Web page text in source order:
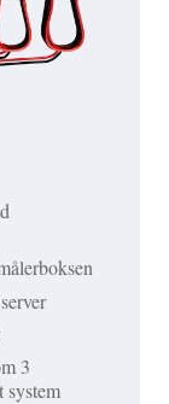
3
system